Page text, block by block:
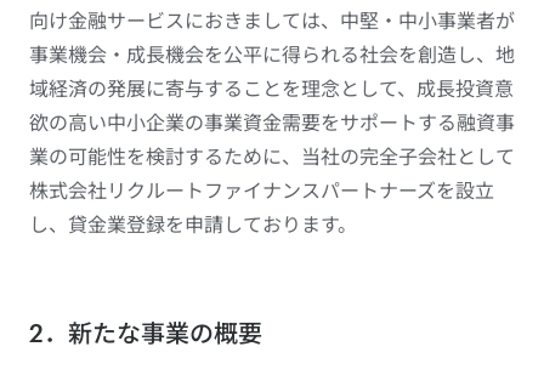
向け金融サービスにおきましては、中堅・中小事業者が
事業機会・成長機会を公平に得られる社会を創造し、地
域経済の発展に寄与することを理念として、成長投資意
欲の高い中小企業の事業資金需要をサポートする融資事
業の可能性を検討するために、当社の完全子会社として
株式会社リクルートファイナンスパートナーズを設立
し、貸金業登録を申請しております。
2．新たな事業の概要